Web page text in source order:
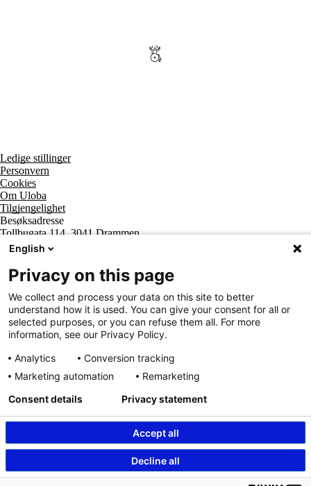
Ledige stillinger
Personvern
Cookies
Om Uloba
Tilgjengelighet
Besøksadresse
Tollbugata 114, 3041 Drammen
Postadresse
Postboks 2474 Strømsø, 3003 Drammen
Supportsenter tlf
800 20 202
Sentralbord tlf
32 20 59 10
Organisasjonsnummer
963 890 095
Innhold beskyttet av © Uloba – Independent Living Norge SA 2026
English
Privacy on this page
We collect and process your data on this site to better
understand how it is used. You can give your consent for all or
selected purposes, or you can refuse them all. For more
information, see our Privacy Policy.
Analytics
Conversion tracking
Marketing automation
Remarketing
Accept all
Decline all
Consent details Privacy statement